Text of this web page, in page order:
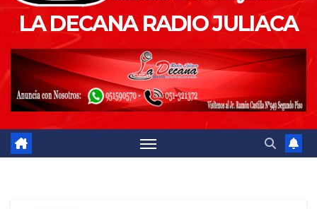
LA DECANA RADIO JULIACA